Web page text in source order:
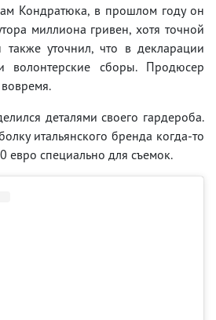
Кондратюка, в прошлом году он
миллиона гривен, хотя точной
уточнил, что в декларации
волонтерские сборы. Продюсер
вовремя.
деталями своего гардероба.
итальянского бренда когда-то
евро специально для съемок.